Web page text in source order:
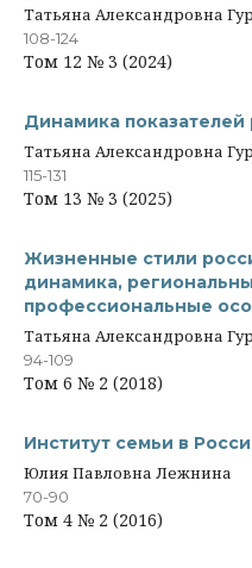
Татьяна Александровна
108-124
Том 12 № 3 (2024)
Динамика показателей
Татьяна Александровна
115-131
Том 13 № 3 (2025)
Жизненные стили
динамика,
профессиональные
Татьяна Александровна
94-109
Том 6 № 2 (2018)
Институт семьи в
Юлия Павловна Лежнина
70-90
Том 4 № 2 (2016)